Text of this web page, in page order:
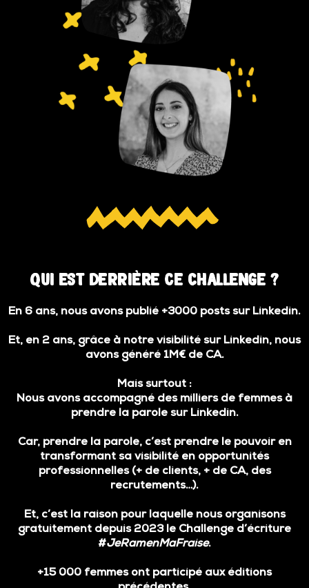
Qui est derrière ce Challenge ?
En 6 ans, nous avons publié +3000 posts sur Linkedin.
Et, en 2 ans, grâce à notre visibilité sur Linkedin, nous
avons généré 1M€ de CA.
Mais surtout :
Nous avons accompagné des milliers de femmes à
prendre la parole sur Linkedin.
Car, prendre la parole, c’est prendre le pouvoir en
transformant sa visibilité en opportunités
professionnelles (+ de clients, + de CA, des
recrutements…).
Et, c’est la raison pour laquelle nous organisons
gratuitement depuis 2023 le Challenge d’écriture
#JeRamenMaFraise.
+15 000 femmes ont participé aux éditions